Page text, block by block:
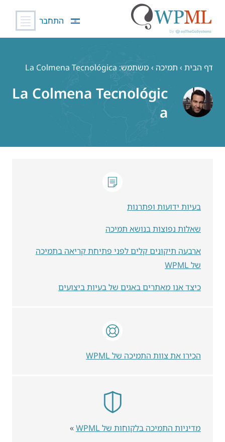
התחבר
דף הבית › תמיכה › משתמש: La Colmena Tecnológica
La Colmena Tecnológic
a
בעיות ידועות ופתרנות
שאלות נפוצות בנושא תמיכה
ארבעה תיקונים קלים לפני פתיחת קריאה בתמיכה
של WPML
כיצד אנו מאתרים באגים של בעיות ביצועים
הכירו את צוות התמיכה של WPML
מדיניות התמיכה בלקוחות של WPML »